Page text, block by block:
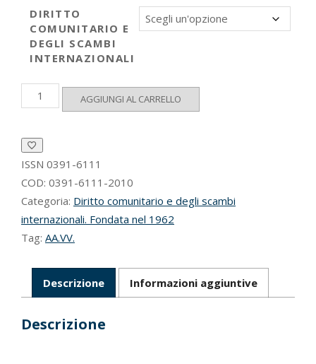
DIRITTO
COMUNITARIO E
DEGLI SCAMBI
INTERNAZIONALI
Diritto
comunitario
scambi
internazionali
2010
AGGIUNGI AL CARRELLO
ISSN 0391-6111
COD: 0391-6111-2010
Categoria: Diritto comunitario e degli scambi
internazionali. Fondata nel 1962
Tag: AA.VV.
Descrizione Informazioni aggiuntive
Descrizione